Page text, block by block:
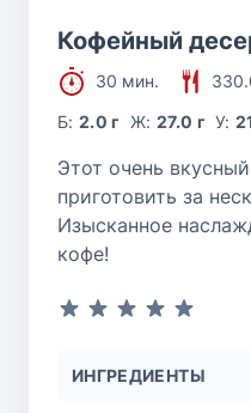
Кофейный
30 мин.
Б:2.0 г Ж: 27.0 г У:
Этот очень
приготовить за
Изысканное
кофе!
ИНГРЕДИЕНТЫ